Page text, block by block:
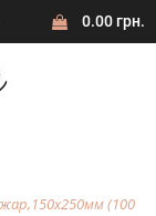
0.00 грн.
(100